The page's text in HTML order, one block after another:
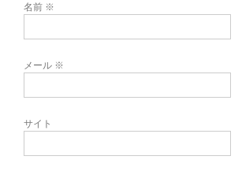
名前 ※
メール ※
サイト